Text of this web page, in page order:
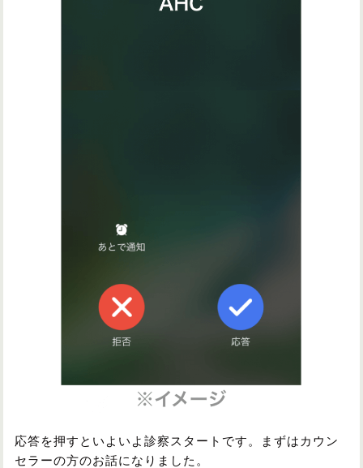
応答を押すといよいよ診察スタートです。まずはカウン
セラーの方のお話になりました。